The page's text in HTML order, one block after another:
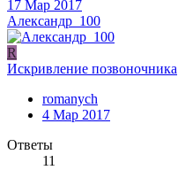
17 Мар 2017
Александр_100
R
Искривление позвоночника
romanych
4 Мар 2017
Ответы
11